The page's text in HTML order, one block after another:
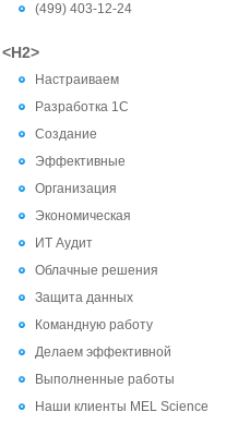
(499) 403-12-24
<H2>
Настраиваем
Разработка 1C
Создание
Эффективные
Организация
Экономическая
ИТ Аудит
Облачные решения
Защита данных
Командную работу
Делаем эффективной
Выполненные работы
Наши клиенты MEL Science